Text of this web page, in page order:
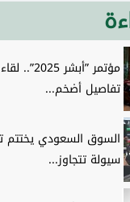
مؤتمر
تفاصيل أضخم...
السوق السعودي يختتم
سيولة تتجاوز...